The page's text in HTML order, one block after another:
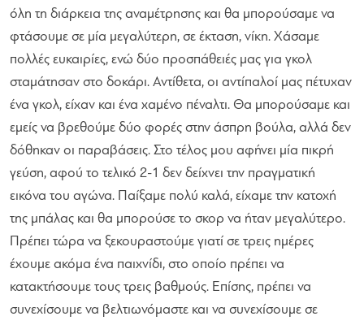
όλη τη διάρκεια της αναμέτρησης και θα μπορούσαμε να
φτάσουμε σε μία μεγαλύτερη, σε έκταση, νίκη. Χάσαμε
πολλές ευκαιρίες, ενώ δύο προσπάθειές μας για γκολ
σταμάτησαν στο δοκάρι. Αντίθετα, οι αντίπαλοί μας πέτυχαν
ένα γκολ, είχαν και ένα χαμένο πέναλτι. Θα μπορούσαμε και
εμείς να βρεθούμε δύο φορές στην άσπρη βούλα, αλλά δεν
δόθηκαν οι παραβάσεις. Στο τέλος μου αφήνει μία πικρή
γεύση, αφού το τελικό 2-1 δεν δείχνει την πραγματική
εικόνα του αγώνα. Παίξαμε πολύ καλά, είχαμε την κατοχή
της μπάλας και θα μπορούσε το σκορ να ήταν μεγαλύτερο.
Πρέπει τώρα να ξεκουραστούμε γιατί σε τρεις ημέρες
έχουμε ακόμα ένα παιχνίδι, στο οποίο πρέπει να
κατακτήσουμε τους τρεις βαθμούς. Επίσης, πρέπει να
συνεχίσουμε να βελτιωνόμαστε και να συνεχίσουμε σε